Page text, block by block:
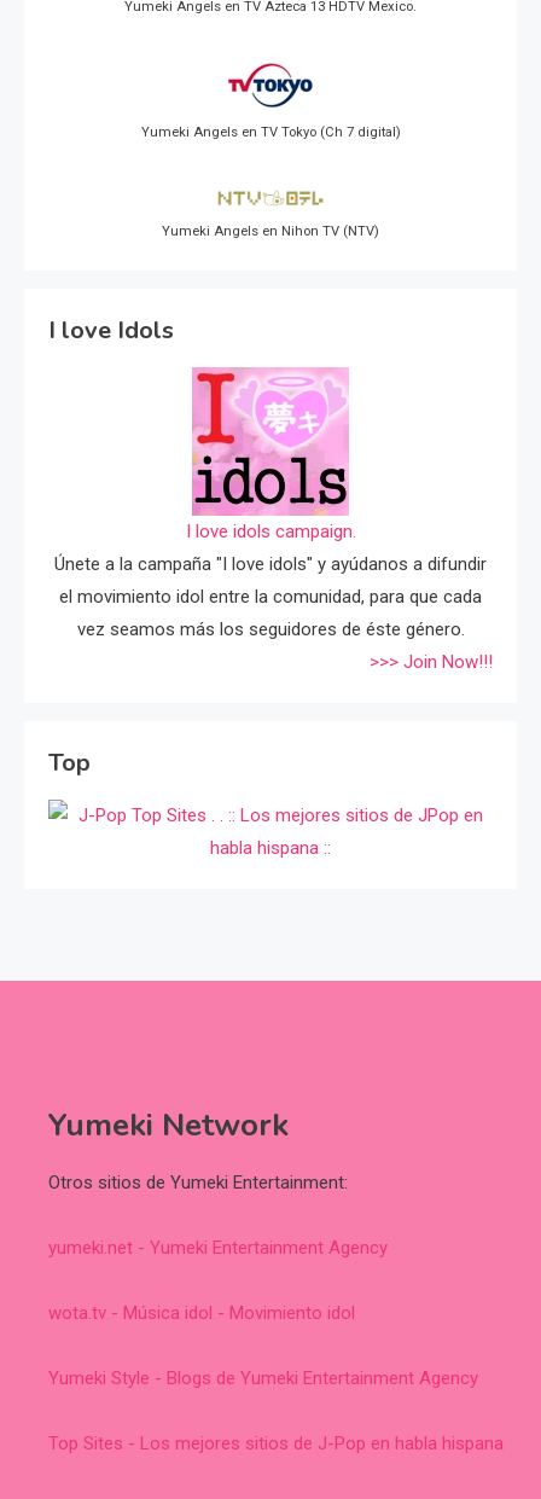
Yumeki Angels en TV Azteca 13 HDTV Mexico.
Yumeki Angels en TV Tokyo (Ch 7 digital)
Yumeki Angels en Nihon TV (NTV)
I love Idols
I love idols campaign.
Únete a la campaña "I love idols" y ayúdanos a difundir
el movimiento idol entre la comunidad, para que cada
vez seamos más los seguidores de éste género.
>>> Join Now!!!
Top
Yumeki Network
Otros sitios de Yumeki Entertainment:
yumeki.net - Yumeki Entertainment Agency
wota.tv - Música idol - Movimiento idol
Yumeki Style - Blogs de Yumeki Entertainment Agency
Top Sites - Los mejores sitios de J-Pop en habla hispana